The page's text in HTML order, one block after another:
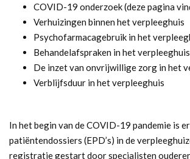
COVID-19 onderzoek(deze pagina
Verhuizingen binnen het verpleeghuis
Psychofarmacagebruik in het
Behandelafspraken in het verpleeghuis
De inzet van onvrijwillige zorg in het
Verblijfsduur in het verpleeghuis
In het begin van de COVID-19 pandemie is
patiëntendossiers (EPD’s) in de
registratie gestart door specialisten